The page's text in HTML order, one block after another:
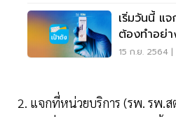
เริ่มวันนี้ แ
ต้องทำอย่า
เลย
15 ก.ย. 2564
2. แจกที่หน่วยบริการ (รพ. รพ.ส